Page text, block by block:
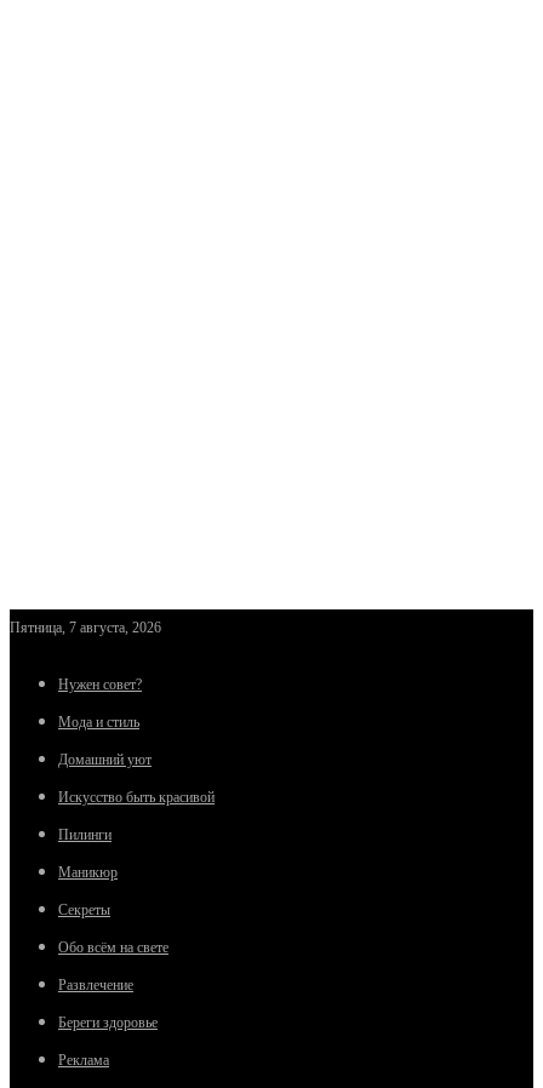
Пятница, 7 августа, 2026
Нужен совет?
Мода и стиль
Домашний уют
Искусство быть красивой
Пилинги
Маникюр
Секреты
Обо всём на свете
Развлечение
Береги здоровье
Реклама